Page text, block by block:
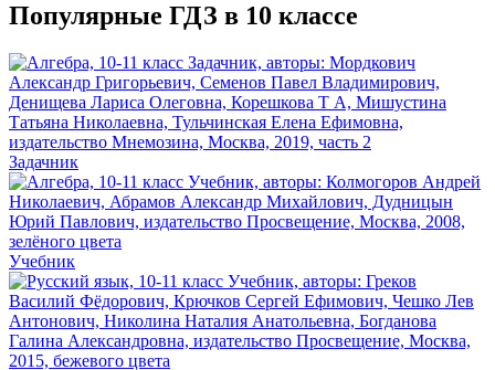
Популярные ГДЗ в 10 классе
Задачник
Учебник